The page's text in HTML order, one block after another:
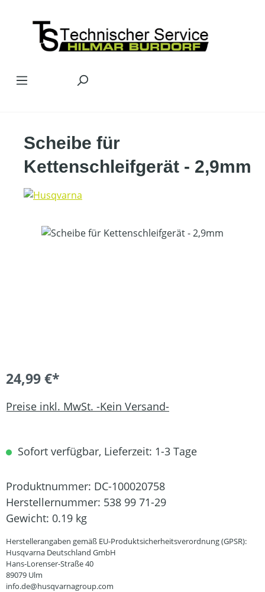
Scheibe für
Kettenschleifgerät - 2,9mm
Bildergalerie überspringen
24,99 €*
Preise inkl. MwSt. -Kein Versand-
Sofort verfügbar, Lieferzeit: 1-3 Tage
Produktnummer: DC-100020758
Herstellernummer: 538 99 71-29
Gewicht: 0.19 kg
Herstellerangaben gemäß EU-Produktsicherheitsverordnung (GPSR):
Husqvarna Deutschland GmbH
Hans-Lorenser-Straße 40
89079 Ulm
info.de@husqvarnagroup.com